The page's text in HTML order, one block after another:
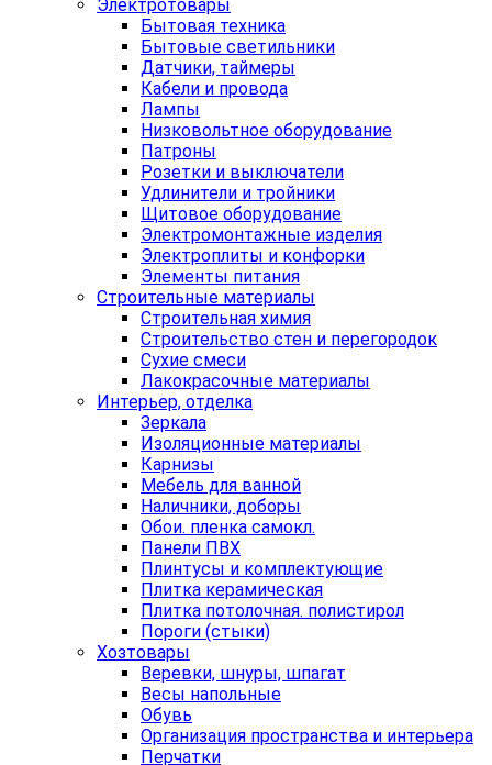
Электротовары
Бытовая техника
Бытовые светильники
Датчики, таймеры
Кабели и провода
Лампы
Низковольтное оборудование
Патроны
Розетки и выключатели
Удлинители и тройники
Щитовое оборудование
Электромонтажные изделия
Электроплиты и конфорки
Элементы питания
Строительные материалы
Строительная химия
Строительство стен и перегородок
Сухие смеси
Лакокрасочные материалы
Интерьер, отделка
Зеркала
Изоляционные материалы
Карнизы
Мебель для ванной
Наличники, доборы
Обои. пленка самокл.
Панели ПВХ
Плинтусы и комплектующие
Плитка керамическая
Плитка потолочная. полистирол
Пороги (стыки)
Хозтовары
Веревки, шнуры, шпагат
Весы напольные
Обувь
Организация пространства и интерьера
Перчатки